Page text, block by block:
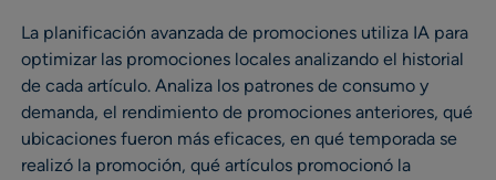
La planificación avanzada de promociones utiliza IA para
optimizar las promociones locales analizando el historial
de cada artículo. Analiza los patrones de consumo y
demanda, el rendimiento de promociones anteriores, qué
ubicaciones fueron más eficaces, en qué temporada se
realizó la promoción, qué artículos promocionó la